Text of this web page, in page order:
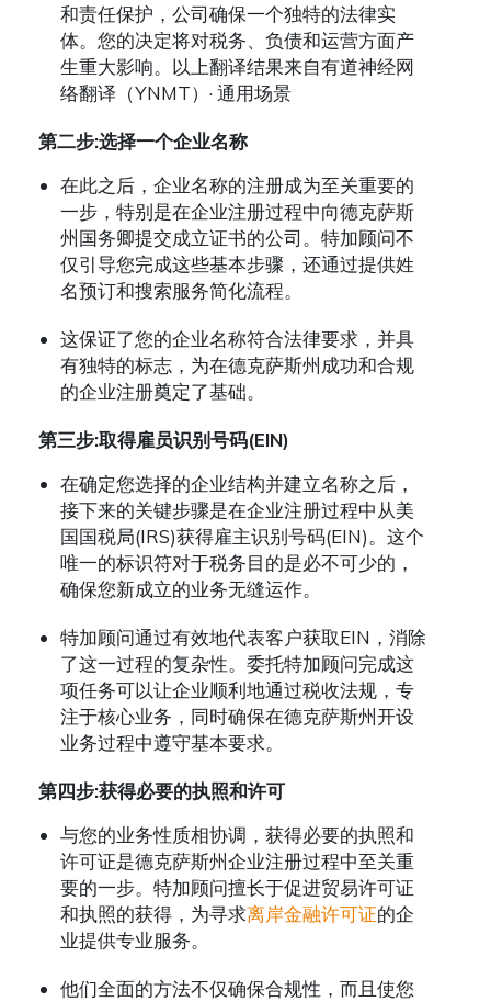
和责任保护，公司确保一个独特的法律实
体。您的决定将对税务、负债和运营方面产
生重大影响。以上翻译结果来自有道神经网
络翻译（YNMT）· 通用场景
第二步:选择一个企业名称
在此之后，企业名称的注册成为至关重要的
一步，特别是在企业注册过程中向德克萨斯
州国务卿提交成立证书的公司。特加顾问不
仅引导您完成这些基本步骤，还通过提供姓
名预订和搜索服务简化流程。
这保证了您的企业名称符合法律要求，并具
有独特的标志，为在德克萨斯州成功和合规
的企业注册奠定了基础。
第三步:取得雇员识别号码(EIN)
在确定您选择的企业结构并建立名称之后，
接下来的关键步骤是在企业注册过程中从美
国国税局(IRS)获得雇主识别号码(EIN)。这个
唯一的标识符对于税务目的是必不可少的，
确保您新成立的业务无缝运作。
特加顾问通过有效地代表客户获取EIN，消除
了这一过程的复杂性。委托特加顾问完成这
项任务可以让企业顺利地通过税收法规，专
注于核心业务，同时确保在德克萨斯州开设
业务过程中遵守基本要求。
第四步:获得必要的执照和许可
与您的业务性质相协调，获得必要的执照和
许可证是德克萨斯州企业注册过程中至关重
要的一步。特加顾问擅长于促进贸易许可证
和执照的获得，为寻求离岸金融许可证的企
业提供专业服务。
他们全面的方法不仅确保合规性，而且使您